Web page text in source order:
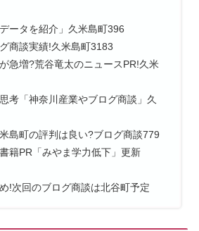
ータを紹介」久米島町396
商談実績!久米島町3183
急増?荒谷竜太のニュースPR!久米
考「神奈川産業やブログ商談」久
島町の評判は良い?ブログ商談779
籍PR「みやま学力低下」更新
!次回のブログ商談は北谷町予定